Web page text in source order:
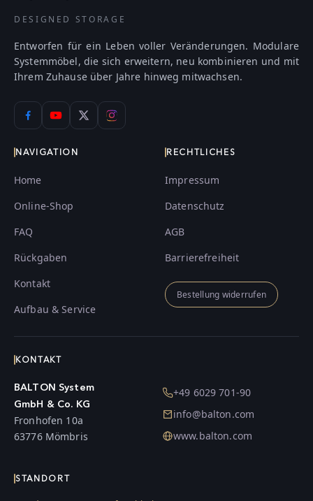
DESIGNED STORAGE
Entworfen für ein Leben voller Veränderungen. Modulare
Systemmöbel, die sich erweitern, neu kombinieren und mit
Ihrem Zuhause über Jahre hinweg mitwachsen.
NAVIGATION
Home
Online-Shop
FAQ
Rückgaben
Kontakt
Aufbau & Service
RECHTLICHES
Impressum
Datenschutz
AGB
Barrierefreiheit
Bestellung widerrufen
KONTAKT
BALTON System
GmbH & Co. KG
Fronhofen 10a
63776 Mömbris
+49 6029 701-90
info@balton.com
www.balton.com
STANDORT